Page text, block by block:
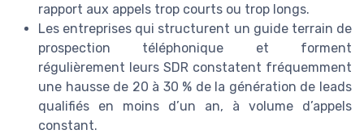
rapport aux appels trop courts ou trop longs.
Les entreprises qui structurent un guide terrain de
prospection téléphonique et forment
régulièrement leurs SDR constatent fréquemment
une hausse de 20 à 30 % de la génération de leads
qualifiés en moins d’un an, à volume d’appels
constant.